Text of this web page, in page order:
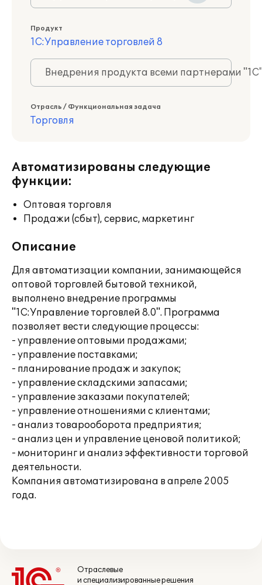
Продукт
1С:Управление торговлей 8
Внедрения продукта всеми партнерами
Отрасль / Функциональная задача
Торговля
Автоматизированы следующие
функции:
Оптовая торговля
Продажи (сбыт), сервис, маркетинг
Описание
Для автоматизации компании, занимающейся
оптовой торговлей бытовой техникой,
выполнено внедрение программы
"1С:Управление торговлей 8.0". Программа
позволяет вести следующие процессы:
- управление оптовыми продажами;
- управление поставками;
- планирование продаж и закупок;
- управление складскими запасами;
- управление заказами покупателей;
- управление отношениями с клиентами;
- анализ товарооборота предприятия;
- анализ цен и управление ценовой политикой;
- мониторинг и анализ эффективности торговой
деятельности.
Компания автоматизирована в апреле 2005
года.
Отраслевые
и специализированные решения